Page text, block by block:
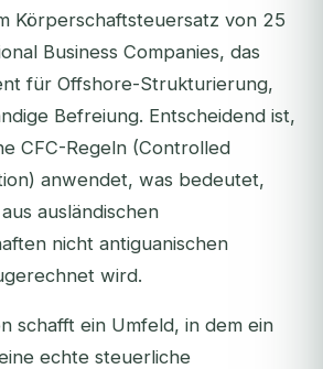
Körperschaftsteuersatz von 25
Business Companies, das
für Offshore-Strukturierung,
Befreiung. Entscheidend ist,
CFC-Regeln (Controlled
anwendet, was bedeutet,
ausländischen
nicht antiguanischen
wird.
schafft ein Umfeld, in dem ein
echte steuerliche